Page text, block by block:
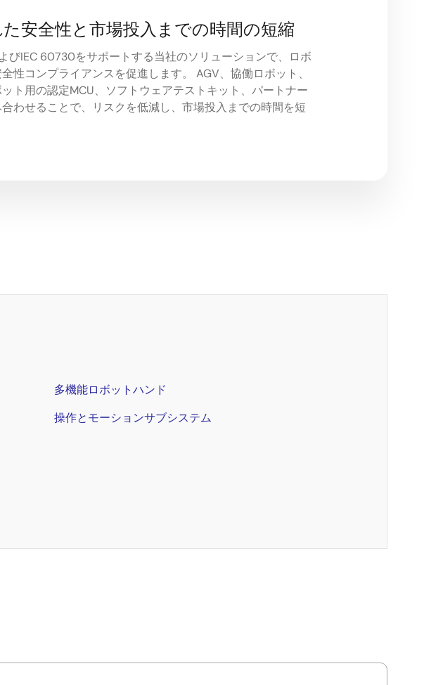
安全性と市場投入までの時間の短縮
びIEC 60730をサポートする当社のソリューションで、ロボ
性コンプライアンスを促進します。 AGV、協働ロボット、
ト用の認定MCU、ソフトウェアテストキット、パートナー
わせることで、リスクを低減し、市場投入までの時間を短
多機能ロボットハンド
操作とモーションサブシステム